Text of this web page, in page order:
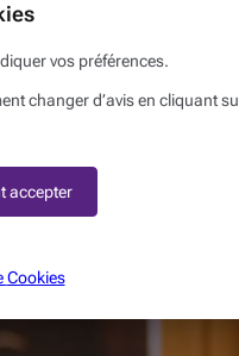
d'une société,
vos préférences.
changer d’avis en cliquant
accepter
Cookies